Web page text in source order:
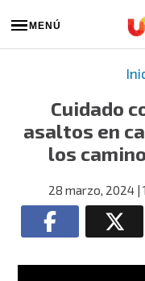
MENÚ
Cuidado
asaltos en
los
28 marzo, 2024|